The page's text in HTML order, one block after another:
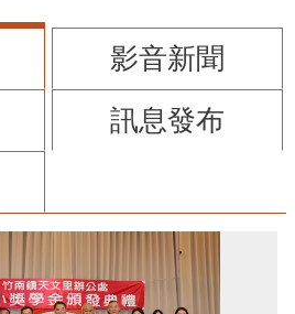
影音新聞
訊息發布